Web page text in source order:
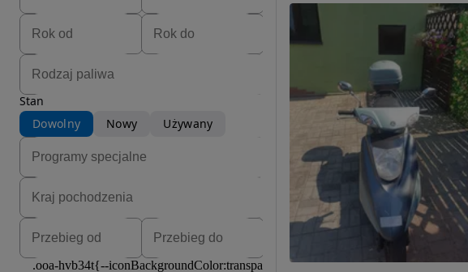
Stan
Dowolny
Nowy Używany